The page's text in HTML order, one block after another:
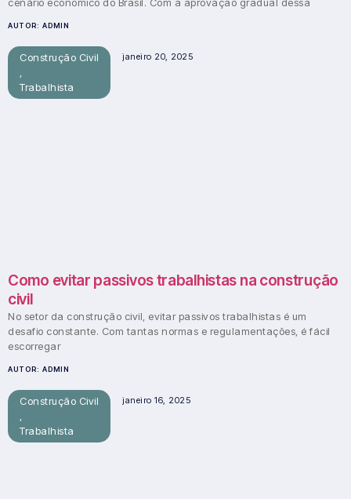
AUTOR: ADMIN
Construção Civil
Trabalhista
janeiro 20, 2025
Como evitar passivos trabalhistas na construção
civil
No setor da construção civil, evitar passivos trabalhistas é um
desafio constante. Com tantas normas e regulamentações, é fácil
escorregar
AUTOR: ADMIN
Construção Civil
,
Trabalhista
janeiro 16, 2025